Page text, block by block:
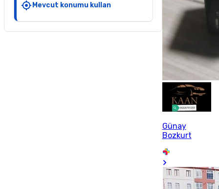
Mevcut konumu kullan
Günay
Bozkurt